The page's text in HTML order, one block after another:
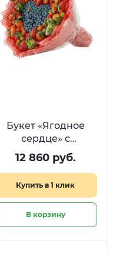
Букет «Ягодное
сердце» с
клубникой и
голубикой
12 860 руб.
Купить в 1 клик
В корзину